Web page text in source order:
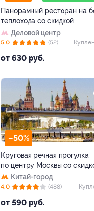
Панорамный ресторан на
теплохода со скидкой
Деловой центр
от 630 руб.
5.0 (52)
–50%
Круговая речная прогулка
по центру Москвы со
Китай-город
от 590 руб.
4.0 (488)